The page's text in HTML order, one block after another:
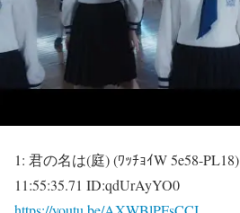
1: 君の名は(庭) (ﾜｯﾁｮｲW 5e58-PL18)
11:55:35.71 ID:qdUrAyYO0